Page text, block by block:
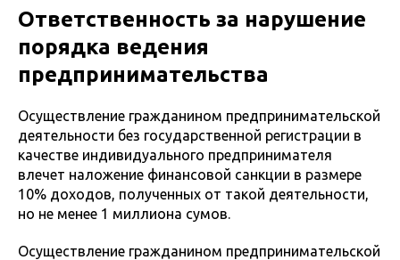
Ответственность за нарушение
порядка ведения
предпринимательства
Осуществление гражданином предпринимательской
деятельности без государственной регистрации в
качестве индивидуального предпринимателя
влечет наложение финансовой санкции в размере
10% доходов, полученных от такой деятельности,
но не менее 1 миллиона сумов.
Осуществление гражданином предпринимательской